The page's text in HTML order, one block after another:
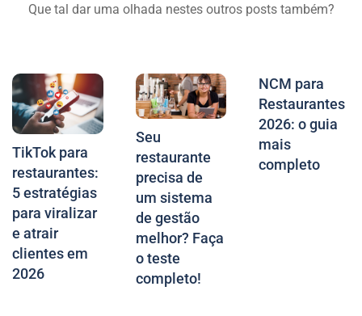
Que tal dar uma olhada nestes outros posts também?
TikTok para
restaurantes:
5 estratégias
para viralizar
e atrair
clientes em
2026
Seu
restaurante
precisa de
um sistema
de gestão
melhor? Faça
o teste
completo!
NCM para
Restaurantes
2026: o guia
mais
completo